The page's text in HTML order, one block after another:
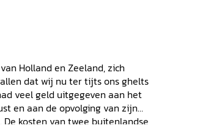
Holland en Zeeland, zich
dat wij nu ter tijts ons ghelts
veel geld uitgegeven aan het
en aan de opvolging van zijn
kosten van twee buitenlandse